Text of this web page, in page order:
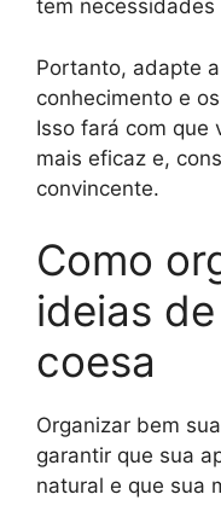
tem
Portanto, adapte
conhecimento e
Isso fará com que
mais eficaz e,
convincente.
Como
ideias
coesa
Organizar bem
garantir que sua
natural e que sua